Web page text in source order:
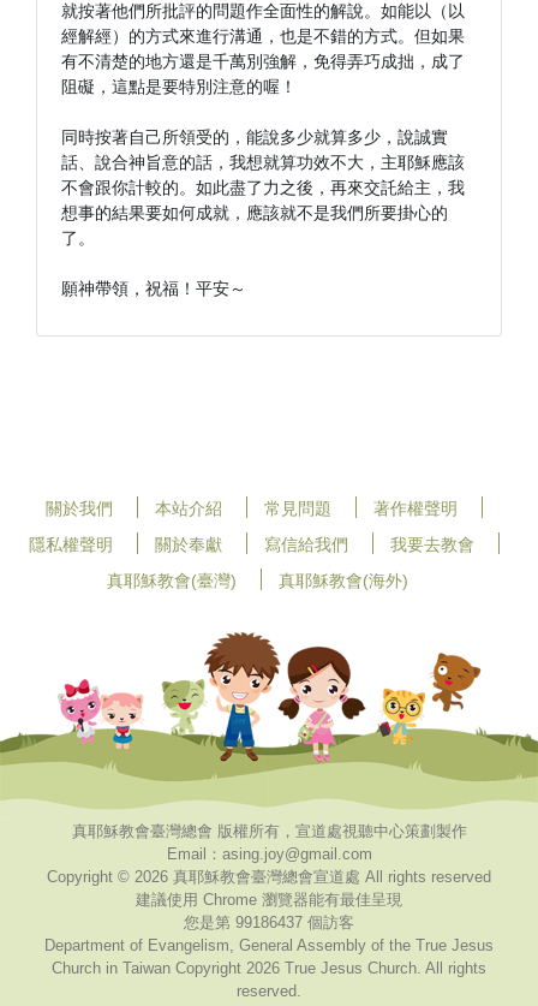
就按著他們所批評的問題作全面性的解說。如能以（以
經解經）的方式來進行溝通，也是不錯的方式。但如果
有不清楚的地方還是千萬別強解，免得弄巧成拙，成了
阻礙，這點是要特別注意的喔！
同時按著自己所領受的，能說多少就算多少，說誠實
話、說合神旨意的話，我想就算功效不大，主耶穌應該
不會跟你計較的。如此盡了力之後，再來交託給主，我
想事的結果要如何成就，應該就不是我們所要掛心的
了。
願神帶領，祝福！平安～
關於我們 本站介紹 常見問題
著作權聲明
隱私權聲明
關於奉獻 寫信給我們
我要去教會
真耶穌教會(臺灣)
真耶穌教會(海外)
真耶穌教會臺灣總會 版權所有，宣道處視聽中心策劃製作
Email：asing.joy@gmail.com
Copyright © 2026 真耶穌教會臺灣總會宣道處 All rights reserved
建議使用 Chrome 瀏覽器能有最佳呈現
您是第 99186437 個訪客
Department of Evangelism, General Assembly of the True Jesus
Church in Taiwan Copyright 2026 True Jesus Church. All rights
reserved.